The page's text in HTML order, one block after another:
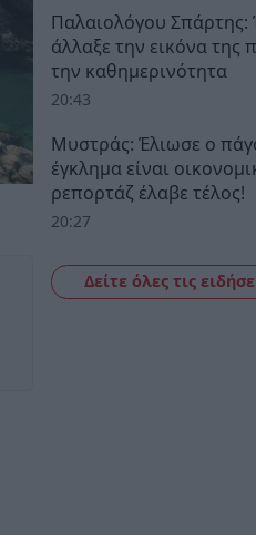
Παλαιολόγου Σπάρτης:
άλλαξε την εικόνα της
την καθημερινότητα
20:43
Μυστράς: Έλιωσε ο
έγκλημα είναι
ρεπορτάζ έλαβε τέλος!
20:27
Δείτε όλες τις